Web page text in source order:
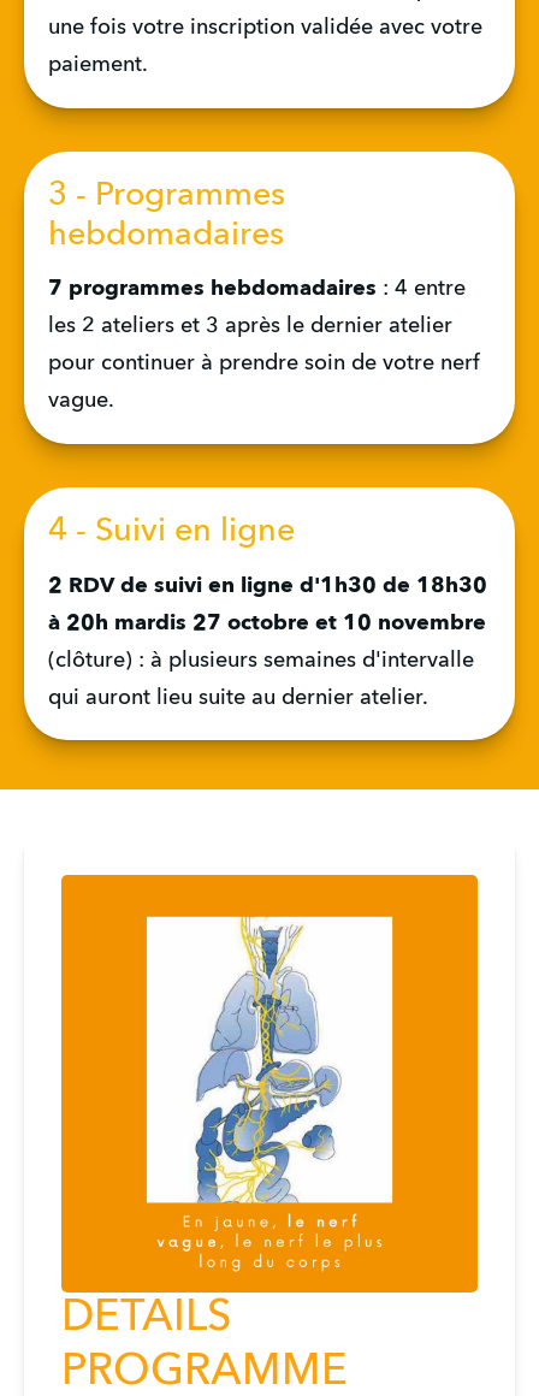
une fois votre inscription validée avec votre
paiement.
3 - Programmes
hebdomadaires
7 programmes hebdomadaires : 4 entre
les 2 ateliers et 3 après le dernier atelier
pour continuer à prendre soin de votre nerf
vague.
4 - Suivi en ligne
2 RDV de suivi en ligne d'1h30 de 18h30
(clôture) : à plusieurs semaines d'intervalle
qui auront lieu suite au dernier atelier.
DETAILS
PROGRAMME